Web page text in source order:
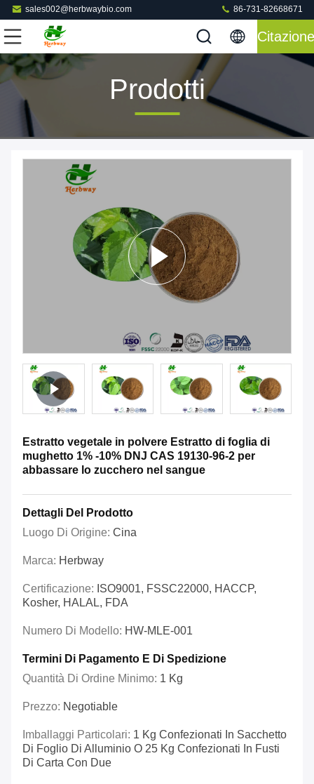
sales002@herbwaybio.com 86-731-82668671
Citazione
Prodotti
Estratto vegetale in polvere Estratto di foglia di
mughetto 1% -10% DNJ CAS 19130-96-2 per
abbassare lo zucchero nel sangue
Dettagli Del Prodotto
Luogo Di Origine: Cina
Marca: Herbway
Certificazione: ISO9001, FSSC22000, HACCP,
Kosher, HALAL, FDA
Numero Di Modello: HW-MLE-001
Termini Di Pagamento E Di Spedizione
Quantità Di Ordine Minimo: 1 Kg
Prezzo: Negotiable
Imballaggi Particolari: 1 Kg Confezionati In Sacchetto
Di Foglio Di Alluminio O 25 Kg Confezionati In Fusti
Di Carta Con Due